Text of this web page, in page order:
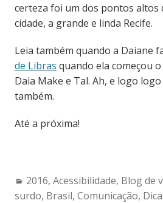
certeza foi um dos pontos altos
cidade, a grande e linda Recife.
Leia também quando a Daiane
de Libras quando ela começou
Daia Make e Tal. Ah, e logo
também.
Até a próxima!
Categories:
2016, Acessibilidade, Blog de
surdo, Brasil, Comunicação,